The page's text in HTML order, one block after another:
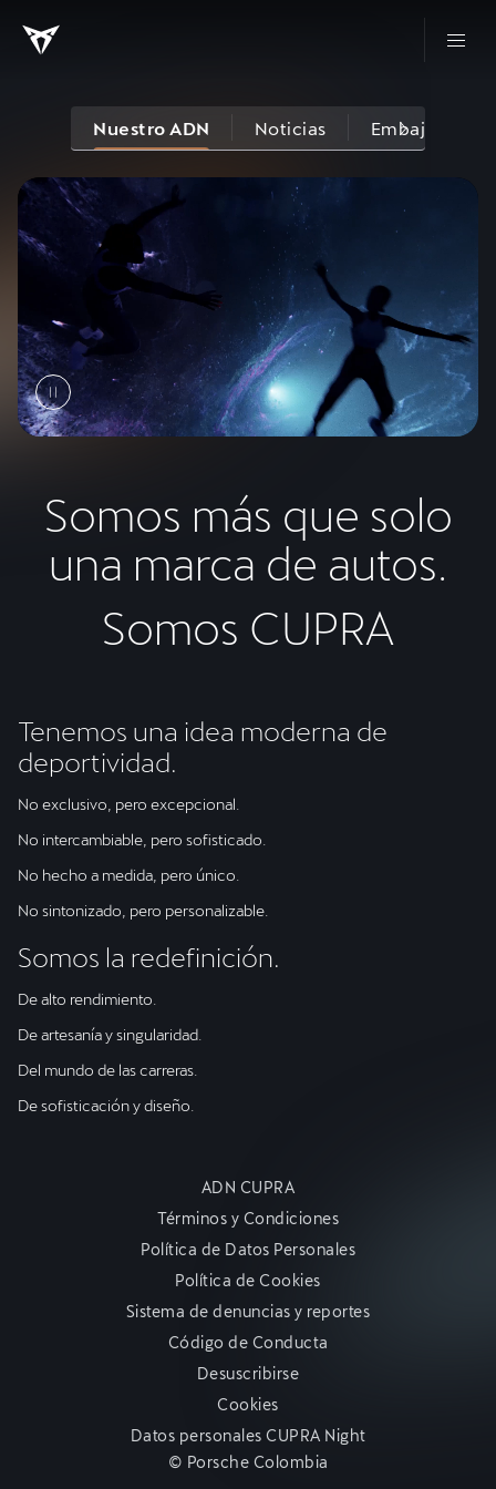
Nuestro ADN Noticias Embajadores
Somos más que solo
una marca de autos.
Somos CUPRA
Tenemos una idea moderna de
deportividad.
No exclusivo, pero excepcional.
No intercambiable, pero sofisticado.
No hecho a medida, pero único.
No sintonizado, pero personalizable.
Somos la redefinición.
De alto rendimiento.
De artesanía y singularidad.
Del mundo de las carreras.
De sofisticación y diseño.
ADN CUPRA
Términos y Condiciones
Política de Datos Personales
Política de Cookies
Sistema de denuncias y reportes
Código de Conducta
Desuscribirse
Cookies
Datos personales CUPRA Night
© Porsche Colombia